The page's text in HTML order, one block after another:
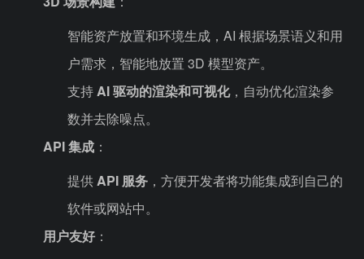
智能资产放置和环境生成，AI 根据场景语义和用
户需求，智能地放置 3D 模型资产。
支持AI 驱动的渲染和可视化，自动优化渲染参
数并去除噪点。
API 集成 ：
提供API 服务 ，方便开发者将功能集成到自己的
软件或网站中。
用户友好：